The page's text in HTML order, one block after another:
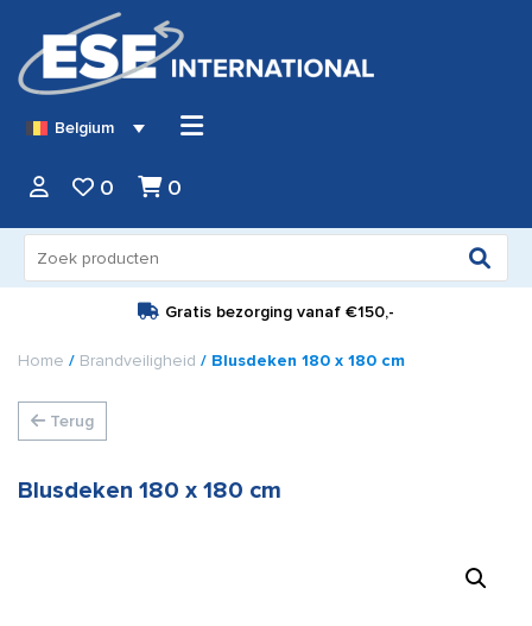
Belgium
0 0
naar:
Gratis bezorging vanaf €150,-
Home / Brandveiligheid / Blusdeken 180 x 180 cm
Terug
Blusdeken 180 x 180 cm